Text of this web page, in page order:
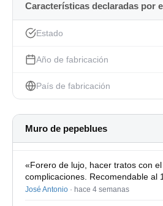
cuerpo y aros, un mástil
dinámica y proyección. Un piano!.
Y huele a nueva como el primer día.
(Valladolid) donde me trataron
excelentemente.
Fabricada El 1 de abril de 2021
Precio en Thomann: 4190 €
Características declaradas por
Estado
Año de fabricación
País de fabricación
Muro de pepeblues
«Forero de lujo, hacer tratos con
complicaciones. Recomendable al
José Antonio · hace 4 semanas